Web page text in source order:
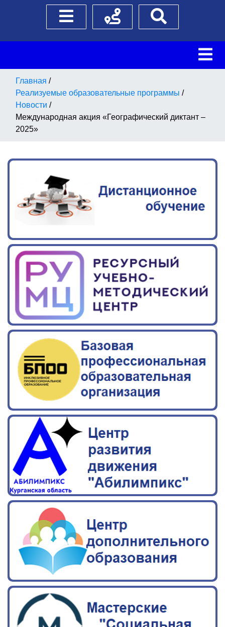
Боковое менюСхема проезда
Главная /
Реализуемые образовательные программы /
Новости /
Международная акция «Географический диктант –
2025»